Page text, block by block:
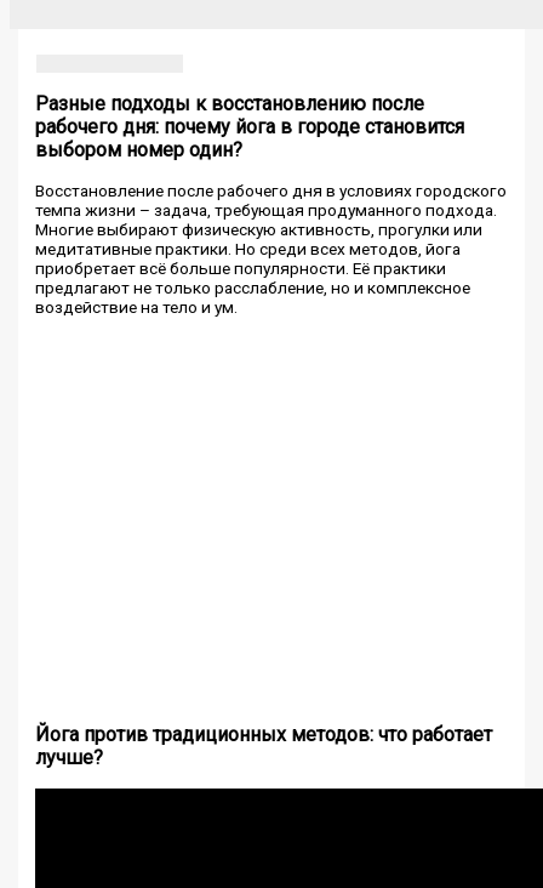
Разные подходы к восстановлению после
рабочего дня: почему йога в городе становится
выбором номер один?
Восстановление после рабочего дня в условиях городского
темпа жизни – задача, требующая продуманного подхода.
Многие выбирают физическую активность, прогулки или
медитативные практики. Но среди всех методов, йога
приобретает всё больше популярности. Её практики
предлагают не только расслабление, но и комплексное
воздействие на тело и ум.
Йога против традиционных методов: что работает
лучше?